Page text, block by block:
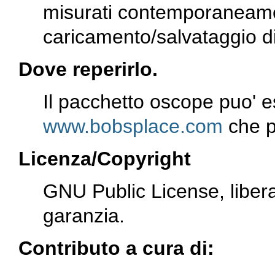
misurati
caricamento/salvataggio
Dove reperirlo.
Il pacchetto oscope puo'
www.bobsplace.com che
Licenza/Copyright
GNU Public License,
garanzia.
Contributo a cura di: